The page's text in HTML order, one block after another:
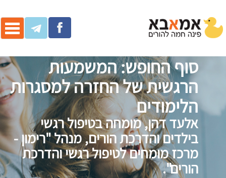
סוף החופש: המשמעות
הרגשית של החזרה למסגרות
הלימודים
אלעד דהן, מומחה בטיפול רגשי
בילדים והדרכת הורים, מנהל "רימון -
מרכז מומחים לטיפול רגשי והדרכת
הורים".